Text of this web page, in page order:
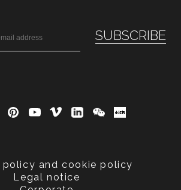
policy and cookie policy
Legal notice